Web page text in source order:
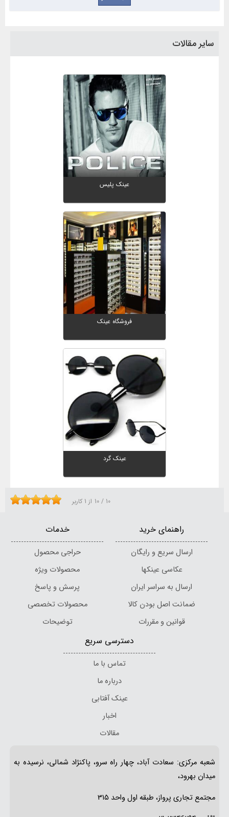
سایر مقالات
عینک پلیس
فروشگاه عینک
عینک گرد
10 / 10 از 1 کاربر
راهنمای خرید
ارسال سریع و رایگان
عکاسی عینکها
ارسال به سراسر ایران
ضمانت اصل بودن کالا
قوانین و مقررات
خدمات
حراجی محصول
محصولات ویژه
پرسش و پاسخ
محصولات تخصصی
توضیحات
دسترسی سریع
تماس با ما
درباره ما
عینک آفتابی
اخبار
مقالات
شعبه مرکزی: سعادت آباد، چهار راه سرو، پاکنژاد شمالی، نرسیده به
میدان بهرود،
مجتمع تجاری پرواز، طبقه اول واحد 315